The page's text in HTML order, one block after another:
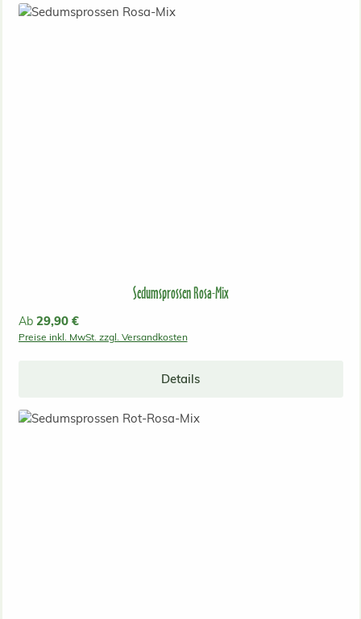
Sedumsprossen Rosa-Mix
Regulärer Preis:
Ab 29,90 €
Preise inkl. MwSt. zzgl. Versandkosten
Details